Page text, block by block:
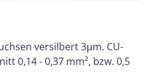
versilbert 3µm. CU-
0,14 - 0,37 mm², bzw. 0,5